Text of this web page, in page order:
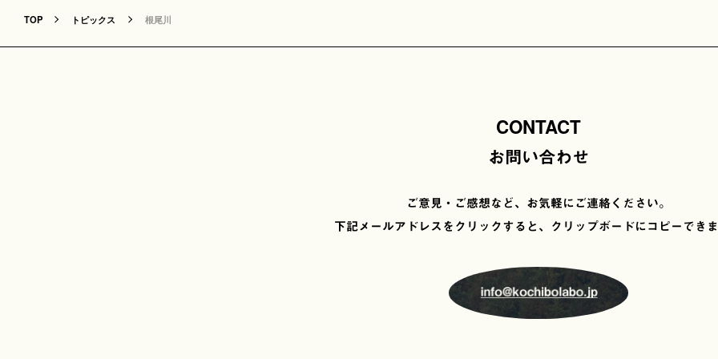
TOP トピックス 根尾川
CONTACT
お問い合わせ
ご意見・ご感想など、お気軽にご連絡ください。
下記メールアドレスをクリックすると、
クリップボードにコピーでき